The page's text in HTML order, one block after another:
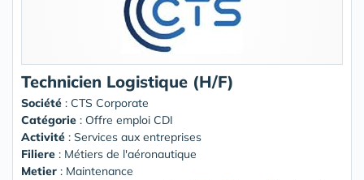
Technicien Logistique (H/F)
Société : CTS Corporate
Catégorie : Offre emploi CDI
Activité : Services aux entreprises
Filiere : Métiers de l'aéronautique
Metier : Maintenance